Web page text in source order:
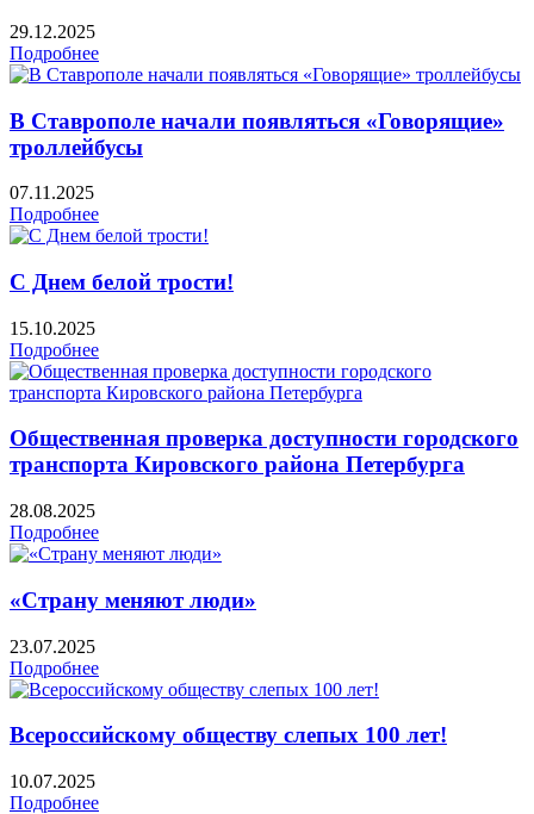
29.12.2025
Подробнее
В Ставрополе начали появляться «Говорящие»
троллейбусы
07.11.2025
Подробнее
С Днем белой трости!
15.10.2025
Подробнее
Общественная проверка доступности городского
транспорта Кировского района Петербурга
28.08.2025
Подробнее
«Страну меняют люди»
23.07.2025
Подробнее
Всероссийскому обществу слепых 100 лет!
10.07.2025
Подробнее